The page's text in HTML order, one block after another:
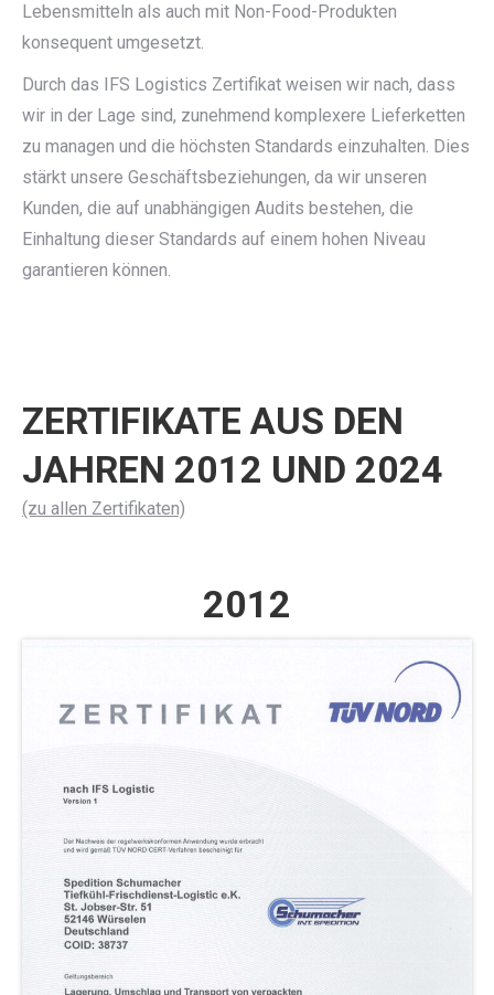
Lebensmitteln als auch mit Non-Food-Produkten
konsequent umgesetzt.
Durch das IFS Logistics Zertifikat weisen wir nach, dass
wir in der Lage sind, zunehmend komplexere Lieferketten
zu managen und die höchsten Standards einzuhalten. Dies
stärkt unsere Geschäftsbeziehungen, da wir unseren
Kunden, die auf unabhängigen Audits bestehen, die
Einhaltung dieser Standards auf einem hohen Niveau
garantieren können.
ZERTIFIKATE AUS DEN
JAHREN 2012 UND 2024
(zu allen Zertifikaten)
2012